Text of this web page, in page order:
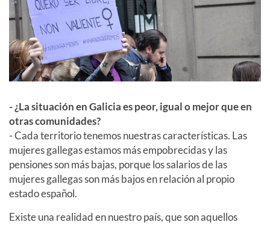
- ¿La situación en Galicia es peor, igual o mejor que en
otras comunidades?
- Cada territorio tenemos nuestras características. Las
mujeres gallegas estamos más empobrecidas y las
pensiones son más bajas, porque los salarios de las
mujeres gallegas son más bajos en relación al propio
estado español.
Existe una realidad en nuestro país, que son aquellos